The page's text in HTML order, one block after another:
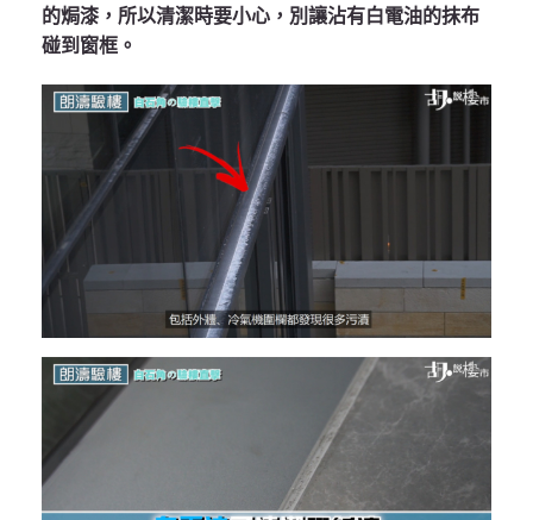
的焗漆，所以清潔時要小心，別讓沾有白電油的抹布
碰到窗框。